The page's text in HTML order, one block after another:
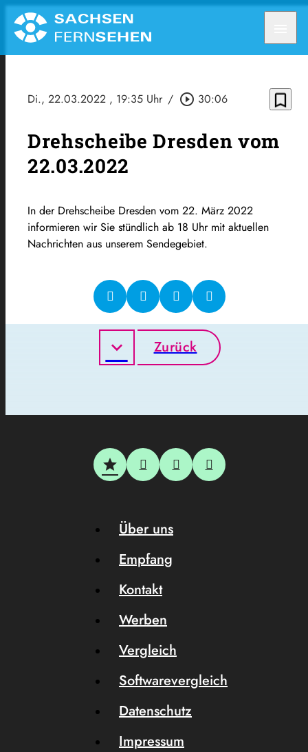
Di., 22.03.2022 , 19:35 Uhr / play_circle_outline 30:06 bookmark_border
Drehscheibe Dresden vom
22.03.2022
In der Drehscheibe Dresden vom 22. März 2022
informieren wir Sie stündlich ab 18 Uhr mit aktuellen
Nachrichten aus unserem Sendegebiet.
Zurück
Über uns
Empfang
Kontakt
Werben
Vergleich
Softwarevergleich
Datenschutz
Impressum